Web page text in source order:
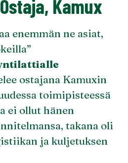
Kamux
enemmän ne asiat,
ostajana Kamuxin
toimipisteessä
ei ollut hänen
takana oli
ja kuljetuksen